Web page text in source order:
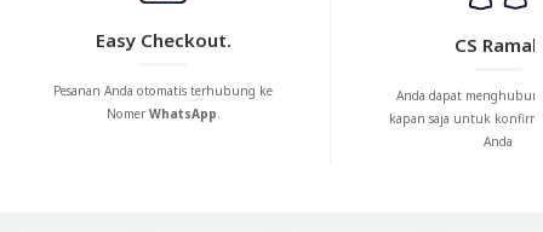
Easy Checkout.
Pesanan Anda otomatis terhubung ke
Nomer WhatsApp.
CS Ramah
Anda dapat
kapan saja untuk
Anda